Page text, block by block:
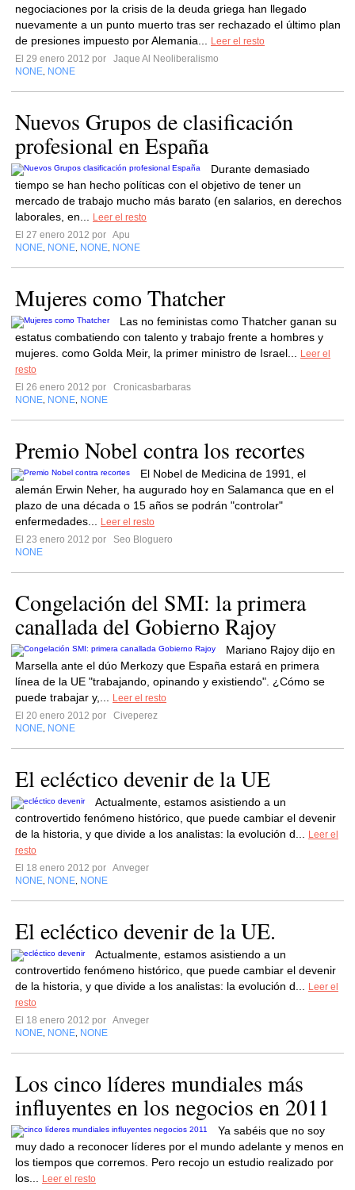
negociaciones por la crisis de la deuda griega han llegado
nuevamente a un punto muerto tras ser rechazado el último plan
de presiones impuesto por Alemania...
Leer el resto
El 29 enero 2012 por
Jaque Al Neoliberalismo
NONE NONE
Nuevos Grupos de clasificación
profesional en España
Durante demasiado
tiempo se han hecho políticas con el objetivo de tener un
mercado de trabajo mucho más barato (en salarios, en derechos
laborales, en...
Leer el resto
El 27 enero 2012 por Apu
NONE NONE NONE NONE
Mujeres como Thatcher
Las no feministas como Thatcher ganan su
estatus combatiendo con talento y trabajo frente a hombres y
mujeres. como Golda Meir, la primer ministro de Israel...
Leer el
resto
El 26 enero 2012 por
Cronicasbarbaras
NONE NONE NONE
Premio Nobel contra los recortes
El Nobel de Medicina de 1991, el
alemán Erwin Neher, ha augurado hoy en Salamanca que en el
plazo de una década o 15 años se podrán "controlar"
enfermedades...
Leer el resto
El 23 enero 2012 por
Seo Bloguero
NONE
Congelación del SMI: la primera
canallada del Gobierno Rajoy
Mariano Rajoy dijo en
Marsella ante el dúo Merkozy que España estará en primera
línea de la UE "trabajando, opinando y existiendo". ¿Cómo se
puede trabajar y,...
Leer el resto
El 20 enero 2012 por
Civeperez
NONE NONE
El ecléctico devenir de la UE
Actualmente, estamos asistiendo a un
controvertido fenómeno histórico, que puede cambiar el devenir
de la historia, y que divide a los analistas: la evolución d...
Leer el
resto
El 18 enero 2012 por Anveger
NONE NONE NONE
El ecléctico devenir de la UE.
Actualmente, estamos asistiendo a un
controvertido fenómeno histórico, que puede cambiar el devenir
de la historia, y que divide a los analistas: la evolución d...
Leer el
resto
El 18 enero 2012 por Anveger
NONE NONE NONE
Los cinco líderes mundiales más
influyentes en los negocios en 2011
Ya sabéis que no soy
muy dado a reconocer líderes por el mundo adelante y menos en
los tiempos que corremos. Pero recojo un estudio realizado por
los...
Leer el resto